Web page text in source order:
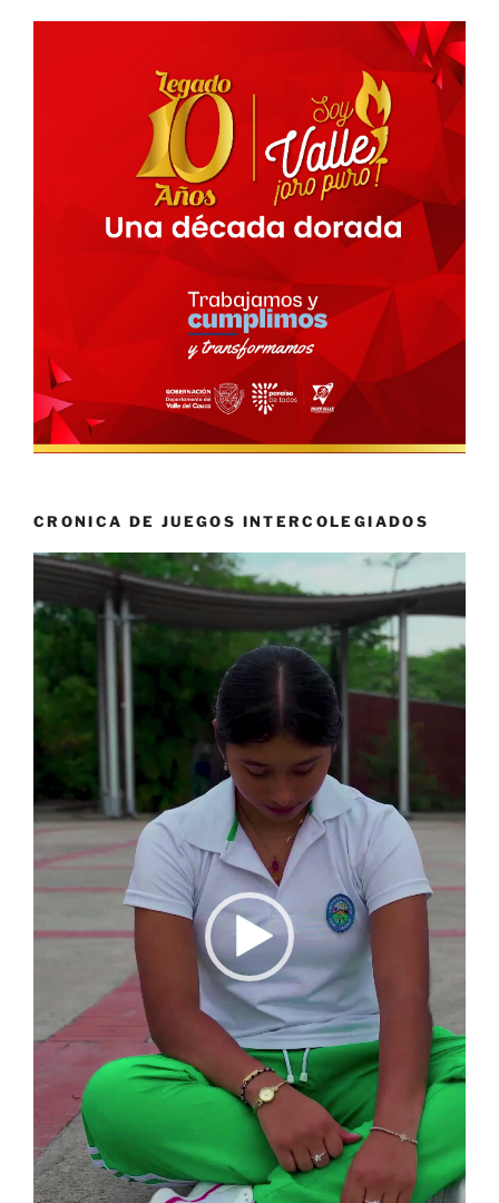
CRONICA DE JUEGOS INTERCOLEGIADOS
Reproductor
vídeo